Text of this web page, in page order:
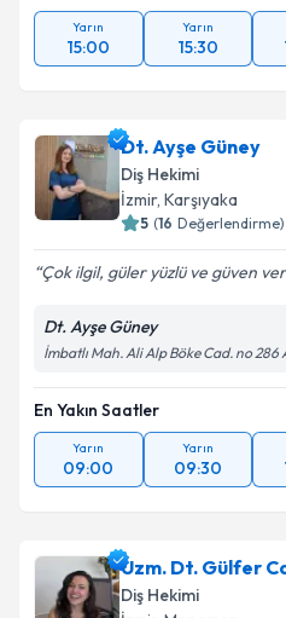
Yarın
15:00
Yarın
15:30
Dt. Ayşe Güney
Diş Hekimi
İzmir, Karşıyaka
5 (16 Değerlendirme)
Çok ilgil, güler yüzlü ve güven
Dt. Ayşe Güney
İmbatlı Mah. Ali Alp Böke Cad. no 286
En Yakın Saatler
Yarın
09:00
Yarın
09:30
Uzm. Dt. Gülfer
Diş Hekimi